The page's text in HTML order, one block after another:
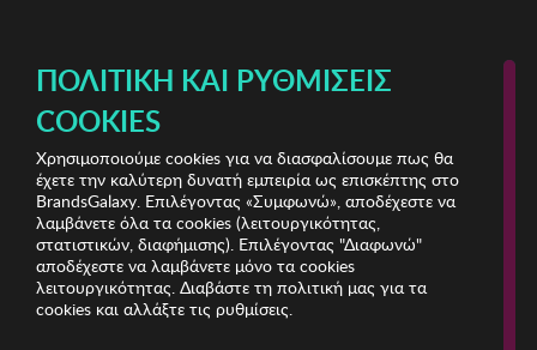
North Sails
North Sails
Λήγει σε: 00ημέρες | 00ώρες 00λεπτά 00δευτ.
ΠΟΛΙΤΙΚΉ ΚΑΙ ΡΥΘΜΊΣΕΙΣ
COOKIES
Χρησιμοποιούμε cookies για να διασφαλίσουμε πως θα
έχετε την καλύτερη δυνατή εμπειρία ως επισκέπτης στο
BrandsGalaxy. Επιλέγοντας «Συμφωνώ», αποδέχεστε να
λαμβάνετε όλα τα cookies (λειτουργικότητας,
στατιστικών, διαφήμισης). Επιλέγοντας "Διαφωνώ"
αποδέχεστε να λαμβάνετε μόνο τα cookies
λειτουργικότητας. Διαβάστε τη πολιτική μας για τα
cookies και αλλάξτε τις ρυθμίσεις.